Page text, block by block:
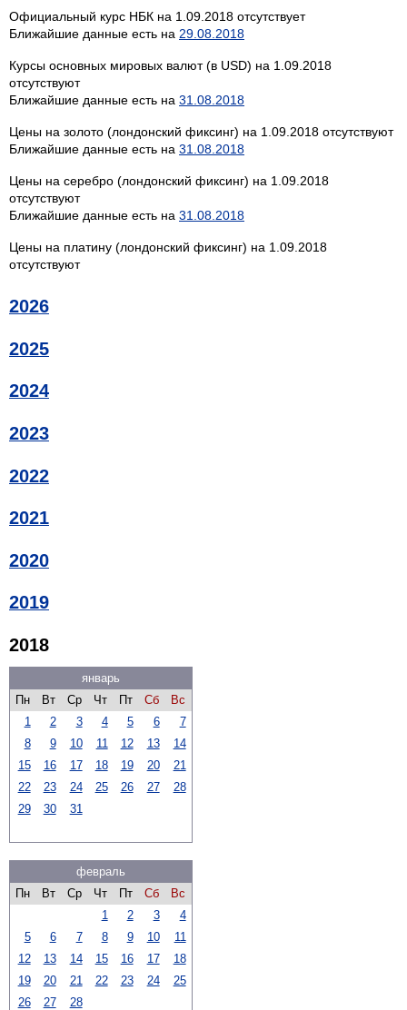
Официальный курс НБК на 1.09.2018 отсутствует
Ближайшие данные есть на 29.08.2018
Курсы основных мировых валют (в USD) на 1.09.2018
отсутствуют
Ближайшие данные есть на 31.08.2018
Цены на золото (лондонский фиксинг) на 1.09.2018 отсутствуют
Ближайшие данные есть на 31.08.2018
Цены на серебро (лондонский фиксинг) на 1.09.2018
отсутствуют
Ближайшие данные есть на 31.08.2018
Цены на платину (лондонский фиксинг) на 1.09.2018
отсутствуют
2026
2025
2024
2023
2022
2021
2020
2019
2018
январь
Пн
Вт Ср Чт Пт Сб
Вс
1
2 3 4 5 6
7
8
9 10 11 12 13
14
15
16 17 18 19 20
21
22
23 24 25 26 27
28
29
30 31
февраль
Пн
Вт Ср Чт Пт Сб
Вс
1
2 3
4
5
6 7 8 9 10
11
12
13 14 15 16 17
18
19
20 21 22 23 24
25
26
27 28